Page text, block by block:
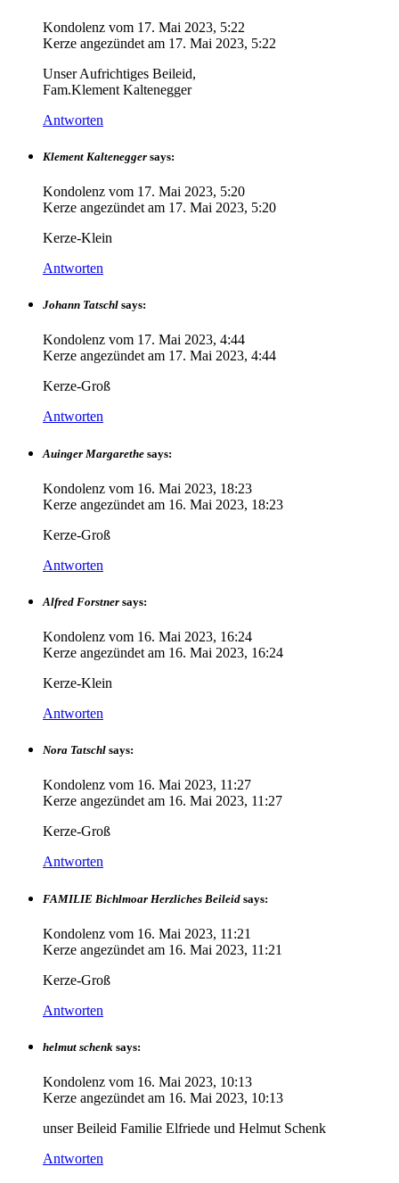
Kondolenz vom 17. Mai 2023, 5:22
Kerze angezündet am 17. Mai 2023, 5:22
Unser Aufrichtiges Beileid,
Fam.Klement Kaltenegger
Antworten
Klement Kaltenegger says:
Kondolenz vom 17. Mai 2023, 5:20
Kerze angezündet am 17. Mai 2023, 5:20
Kerze-Klein
Antworten
Johann Tatschl says:
Kondolenz vom 17. Mai 2023, 4:44
Kerze angezündet am 17. Mai 2023, 4:44
Kerze-Groß
Antworten
Auinger Margarethe says:
Kondolenz vom 16. Mai 2023, 18:23
Kerze angezündet am 16. Mai 2023, 18:23
Kerze-Groß
Antworten
Alfred Forstner says:
Kondolenz vom 16. Mai 2023, 16:24
Kerze angezündet am 16. Mai 2023, 16:24
Kerze-Klein
Antworten
Nora Tatschl says:
Kondolenz vom 16. Mai 2023, 11:27
Kerze angezündet am 16. Mai 2023, 11:27
Kerze-Groß
Antworten
FAMILIE Bichlmoar Herzliches Beileid says:
Kondolenz vom 16. Mai 2023, 11:21
Kerze angezündet am 16. Mai 2023, 11:21
Kerze-Groß
Antworten
helmut schenk says:
Kondolenz vom 16. Mai 2023, 10:13
Kerze angezündet am 16. Mai 2023, 10:13
unser Beileid Familie Elfriede und Helmut Schenk
Antworten